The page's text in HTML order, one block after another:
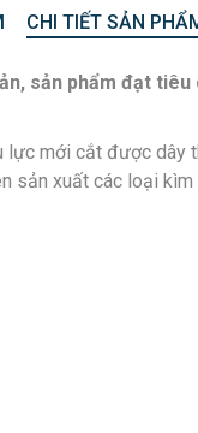
CHI TIẾT SẢN
sản phẩm đạt
lực mới cắt được
xuất các loại